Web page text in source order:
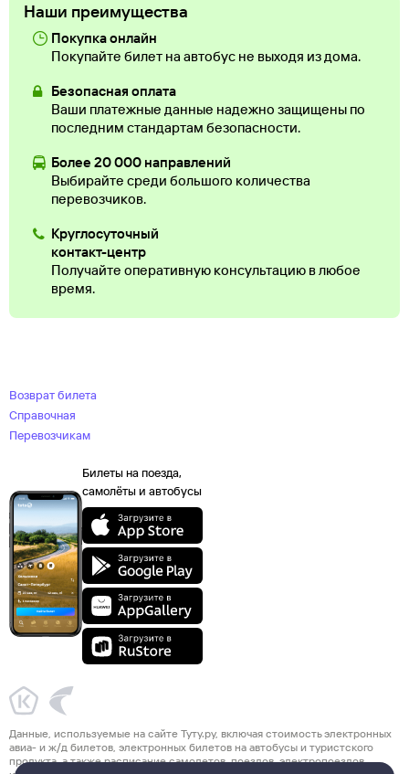
Наши преимущества
Покупка онлайн
Покупайте билет на автобус не выходя из дома.
Безопасная оплата
Ваши платежные данные надежно защищены по
последним стандартам безопасности.
Более 20 000 направлений
Выбирайте среди большого количества
перевозчиков.
Круглосуточный
контакт-центр
Получайте оперативную консультацию в любое
время.
Возврат билета
Справочная
Перевозчикам
Билеты на поезда,
самолёты и автобусы
Данные, используемые на сайте Туту.ру, включая стоимость электронных
авиа- и ж/д билетов, электронных билетов на автобусы и туристского
продукта, а также расписание самолетов, поездов, электропоездов